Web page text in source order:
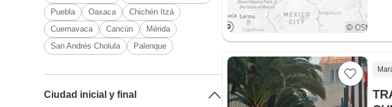
Puebla
Oaxaca
Chichén Itzá
Cuernavaca
Cancún
Mérida
San Andrés Cholula
Palenque
Ciudad inicial y final